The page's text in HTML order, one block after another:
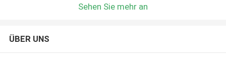
Sehen Sie mehr an
ÜBER UNS